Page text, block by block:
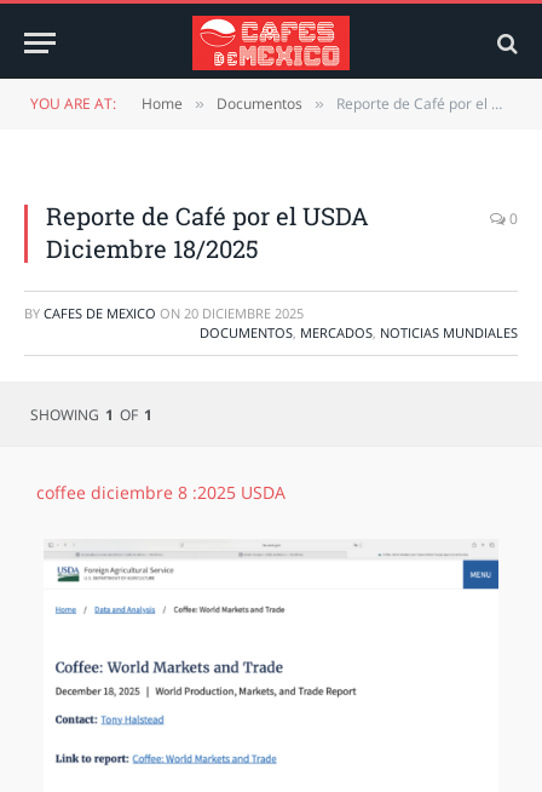
YOU ARE AT: Home » Documentos » Reporte de Café por el USDA Diciembre 18/2025
Reporte de Café por el USDA
Diciembre 18/2025
0
BY CAFES DE MEXICO ON 20 DICIEMBRE 2025
DOCUMENTOS, MERCADOS, NOTICIAS MUNDIALES
SHOWING 1 OF 1
coffee diciembre 8 :2025 USDA